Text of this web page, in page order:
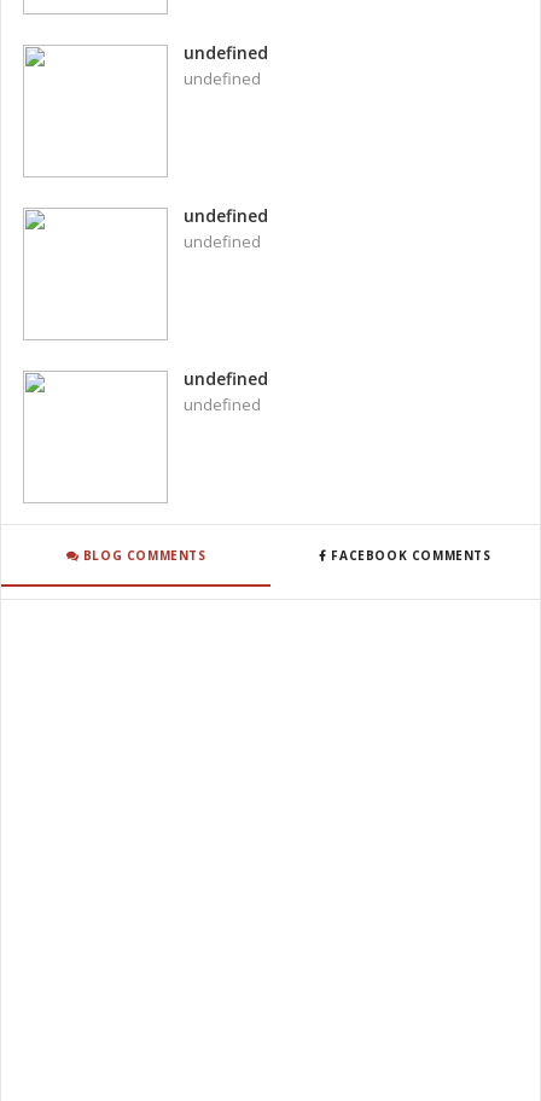
undefined
undefined
undefined
undefined
undefined
undefined
BLOG COMMENTS FACEBOOK COMMENTS